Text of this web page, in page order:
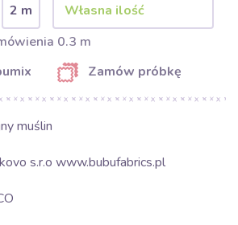
2 m
0.3 m
Zamów próbkę
muślin
s.r.o www.bubufabrics.pl